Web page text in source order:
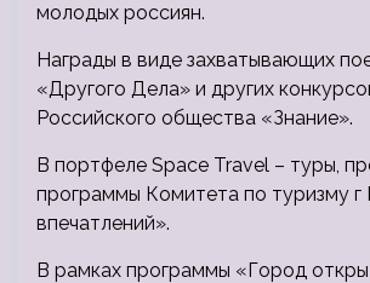
молодых россиян.
Награды в виде захватывающих
«Другого Дела» и других
Российского общества «Знание».
В портфеле Space Travel – туры,
программы Комитета по туризму
впечатлений».
В рамках программы «Город